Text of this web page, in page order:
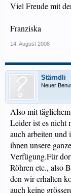
Viel Freude mit
Franziska
14. August 2008
Stärndli
Neuer
Also mit
Leider ist es nicht
auch arbeiten und
ihnen unsere
Verfügung.Für
Röhren etc., also
den wir erhalten
auch keine